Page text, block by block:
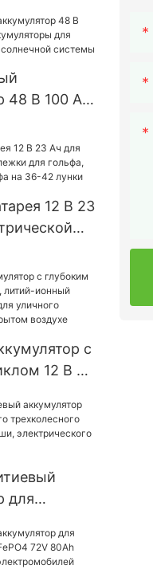
48 В 100 Ач
энергии
12 В 23
гольфа на
с
12 В 25
для
на
для
рикши,